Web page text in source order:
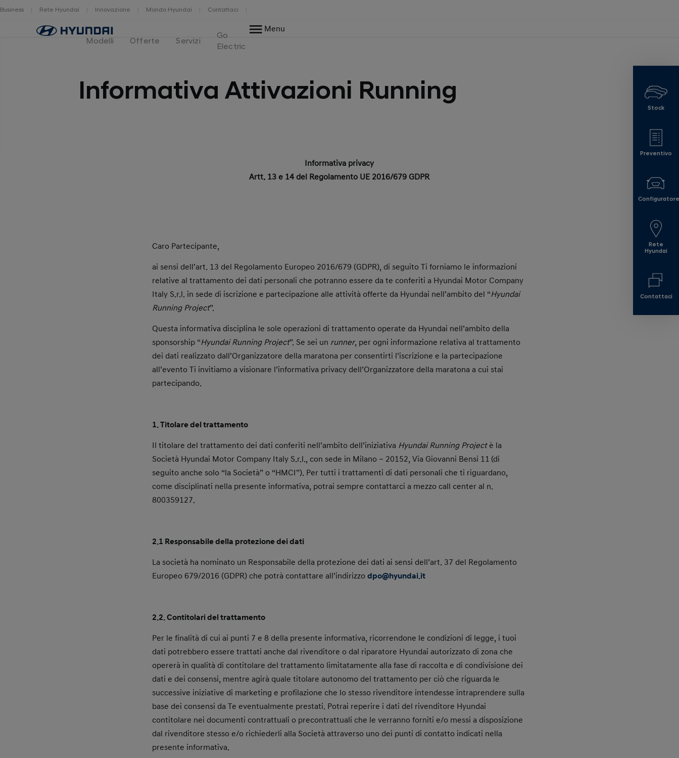
Business Rete Hyundai Innovazione Mondo Hyundai Contattaci
Home
Modelli Offerte Servizi
Go
Electric
Menu
Informativa Attivazioni Running
Informativa privacy
Artt. 13 e 14 del Regolamento UE 2016/679 GDPR
Stock
Preventivo
Configuratore
Rete
Hyundai
Contattaci
Caro Partecipante,
ai sensi dell’art. 13 del Regolamento Europeo 2016/679 (GDPR), di seguito Ti forniamo le informazioni
relative al trattamento dei dati personali che potranno essere da te conferiti a Hyundai Motor Company
Italy S.r.l. in sede di iscrizione e partecipazione alle attività offerte da Hyundai nell’ambito del “Hyundai
Running Project”.
Questa informativa disciplina le sole operazioni di trattamento operate da Hyundai nell’ambito della
sponsorship “Hyundai Running Project”. Se sei un runner, per ogni informazione relativa al trattamento
dei dati realizzato dall’Organizzatore della maratona per consentirti l’iscrizione e la partecipazione
all’evento Ti invitiamo a visionare l’informativa privacy dell’Organizzatore della maratona a cui stai
partecipando.
1. Titolare del trattamento
Il titolare del trattamento dei dati conferiti nell’ambito dell’iniziativa Hyundai Running Projectè la
Società Hyundai Motor Company Italy S.r.l., con sede in Milano – 20152, Via Giovanni Bensi 11 (di
seguito anche solo “la Società” o “HMCI”). Per tutti i trattamenti di dati personali che ti riguardano,
come disciplinati nella presente informativa, potrai sempre contattarci a mezzo call center al n.
800359127.
2.1 Responsabile della protezione dei dati
La società ha nominato un Responsabile della protezione dei dati ai sensi dell’art. 37 del Regolamento
Europeo 679/2016 (GDPR) che potrà contattare all’indirizzodpo@hyundai.it
2.2. Contitolari del trattamento
Per le finalità di cui ai punti 7 e 8 della presente informativa, ricorrendone le condizioni di legge, i tuoi
dati potrebbero essere trattati anche dal rivenditore o dal riparatore Hyundai autorizzato di zona che
opererà in qualità di contitolare del trattamento limitatamente alla fase di raccolta e di condivisione dei
dati e dei consensi, mentre agirà quale titolare autonomo del trattamento per ciò che riguarda le
successive iniziative di marketing e profilazione che lo stesso rivenditore intendesse intraprendere sulla
base dei consensi da Te eventualmente prestati. Potrai reperire i dati del rivenditore Hyundai
contitolare nei documenti contrattuali o precontrattuali che le verranno forniti e/o messi a disposizione
dal rivenditore stesso e/o richiederli alla Società attraverso uno dei punti di contatto indicati nella
presente informativa.